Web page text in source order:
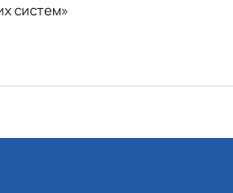
систем»